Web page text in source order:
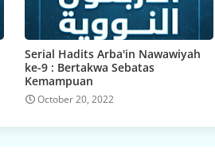
Serial Hadits Arba'in Nawawiyah
ke-9 : Bertakwa Sebatas
Kemampuan
October 20, 2022